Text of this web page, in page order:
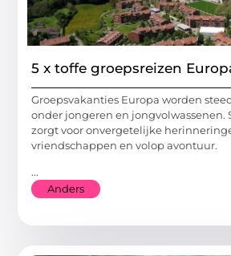
5 x toffe groepsreizen
Groepsvakanties Europa worden
onder jongeren en jongvolwassenen.
zorgt voor onvergetelijke
vriendschappen en volop avontuur.
...
Anders